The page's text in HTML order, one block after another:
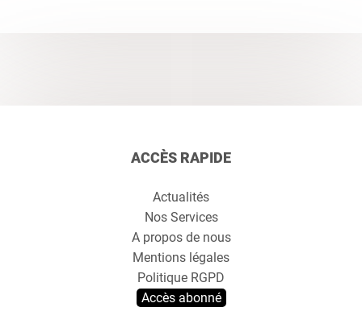
ACCÈS RAPIDE
Actualités
Nos Services
A propos de nous
Mentions légales
Politique RGPD
Accès abonné